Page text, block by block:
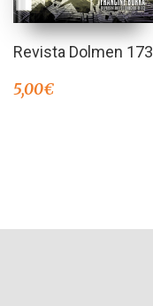
Revista Dolmen 173
5,00€